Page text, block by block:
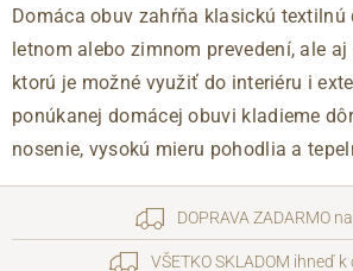
Domáca obuv zahŕňa klasickú textilnú
letnom alebo zimnom prevedení, ale
ktorú je možné využiť do interiéru i
ponúkanej domácej obuvi kladieme
nosenie, vysokú mieru pohodlia a
DOPRAVA ZADARMO
VŠETKO SKLADOM ihneď